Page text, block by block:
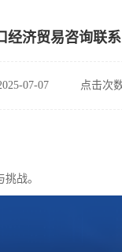
经济贸易咨询联
07-07 点击次
战。